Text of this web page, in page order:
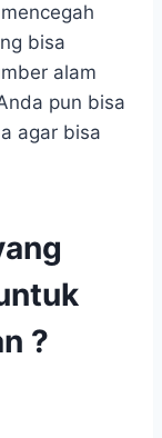
bisa
alam
pun bisa
agar bisa
?